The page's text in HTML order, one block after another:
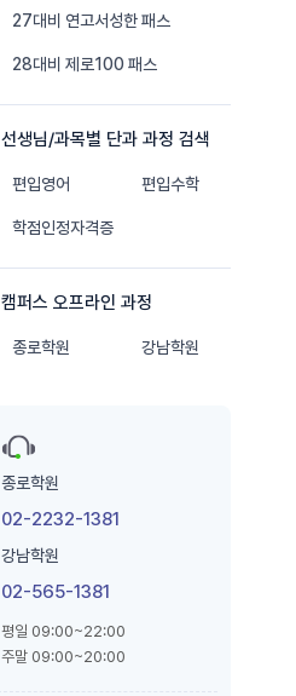
27대비 연고서성한 패스
28대비 제로100 패스
선생님/과목별 단과 과정 검색
편입영어 편입수학
학점인정자격증
캠퍼스 오프라인 과정
종로학원 강남학원
종로학원
02-2232-1381
강남학원
02-565-1381
평일 09:00~22:00
주말 09:00~20:00